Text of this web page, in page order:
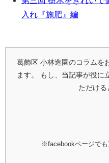
入れ『施肥』編
葛飾区 小林造園のコラムを
ます。
もし、当記事が役に
ただける
※facebookページでも